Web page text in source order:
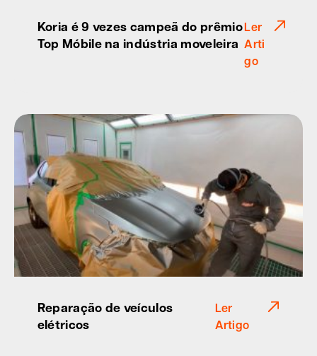
Koria é 9 vezes campeã do prêmio
Top Móbile na indústria moveleira
Ler
Arti
go
Reparação de veículos
elétricos
Ler
Artigo